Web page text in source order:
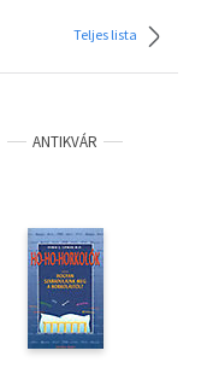
Teljes lista
ANTIKVÁR